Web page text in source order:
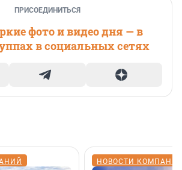
ПРИСОЕДИНИТЬСЯ
фото и видео дня — в
в социальных сетях
НОВОСТИ